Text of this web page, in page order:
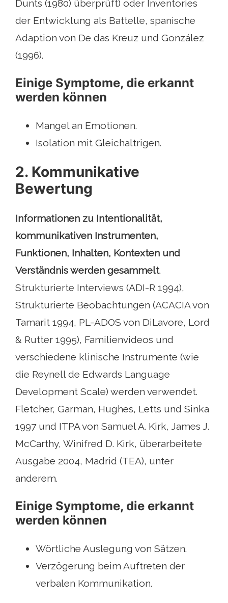
Dunts (1980) überprüft) oder Inventories
der Entwicklung als Battelle, spanische
Adaption von De das Kreuz und González
(1996).
Einige Symptome, die erkannt
werden können
Mangel an Emotionen.
Isolation mit Gleichaltrigen.
2. Kommunikative
Bewertung
Informationen zu Intentionalität,
kommunikativen Instrumenten,
Funktionen, Inhalten, Kontexten und
Verständnis werden gesammelt.
Strukturierte Interviews (ADI-R 1994),
Strukturierte Beobachtungen (ACACIA von
Tamarit 1994, PL-ADOS von DiLavore, Lord
& Rutter 1995), Familienvideos und
verschiedene klinische Instrumente (wie
die Reynell de Edwards Language
Development Scale) werden verwendet.
Fletcher, Garman, Hughes, Letts und Sinka
1997 und ITPA von Samuel A. Kirk, James J.
McCarthy, Winifred D. Kirk, überarbeitete
Ausgabe 2004, Madrid (TEA), unter
anderem.
Einige Symptome, die erkannt
werden können
Wörtliche Auslegung von Sätzen.
Verzögerung beim Auftreten der
verbalen Kommunikation.